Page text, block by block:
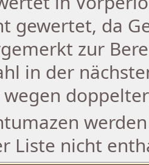
gewertet, da
zur
in der
wegen
Liste nicht